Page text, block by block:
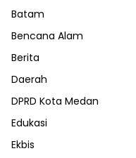
Batam
Bencana Alam
Berita
Daerah
DPRD Kota Medan
Edukasi
Ekbis